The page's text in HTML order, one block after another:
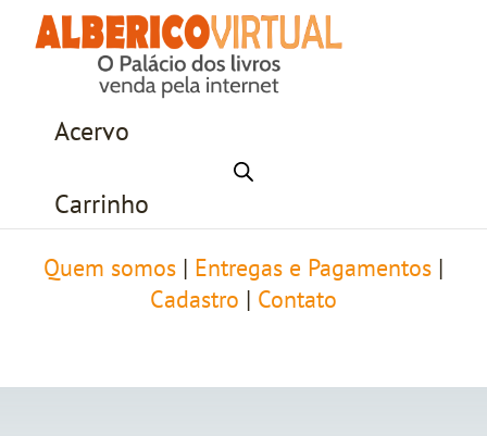
Acervo
Carrinho
Quem somos Entregas e Pagamentos
Cadastro
Contato